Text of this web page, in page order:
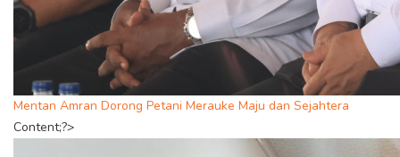
Mentan Amran Dorong Petani Merauke Maju dan Sejahtera
Content;?>